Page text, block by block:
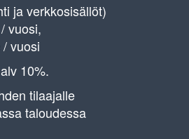
ja verkkosisällöt)
vuosi,
vuosi
10%.
tilaajalle
taloudessa